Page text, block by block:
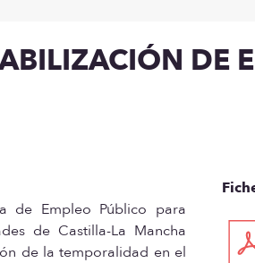
Memorias
DE
de Empleo Público para
de Castilla-La Mancha
de la temporalidad en el